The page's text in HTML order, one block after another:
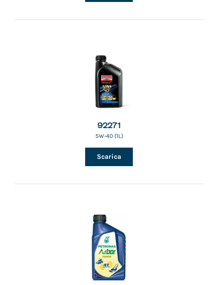
92271
5W-40 (1L)
Scarica